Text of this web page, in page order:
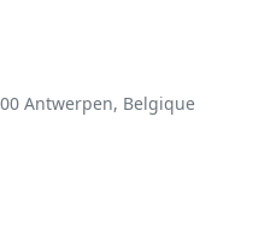
Antwerpen, Belgique